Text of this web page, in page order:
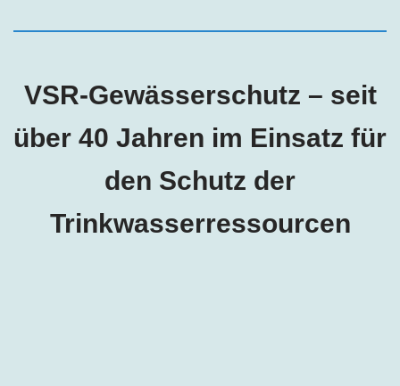
VSR-Gewässerschutz – seit
über 40 Jahren im Einsatz für
den Schutz der
Trinkwasserressourcen